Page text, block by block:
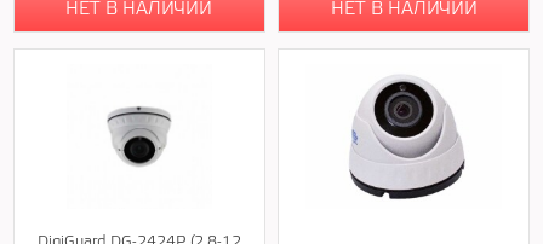
НЕТ В НАЛИЧИИ НЕТ В НАЛИЧИИ